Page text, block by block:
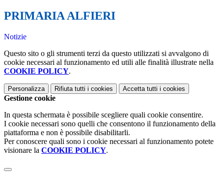
PRIMARIA ALFIERI
Notizie
Questo sito o gli strumenti terzi da questo utilizzati si avvalgono di
cookie necessari al funzionamento ed utili alle finalità illustrate nella
COOKIE POLICY.
Personalizza Rifiuta tutti i cookies Accetta tutti i cookies
Gestione cookie
In questa schermata è possibile scegliere quali cookie consentire.
I cookie necessari sono quelli che consentono il funzionamento della
piattaforma e non è possibile disabilitarli.
Per conoscere quali sono i cookie necessari al funzionamento potete
visionare la COOKIE POLICY.